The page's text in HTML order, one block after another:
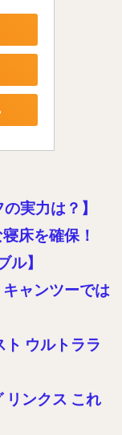
実力は？】
床を確保！
ル】
キャンツーでは
ト ウルトララ
リンクス これ